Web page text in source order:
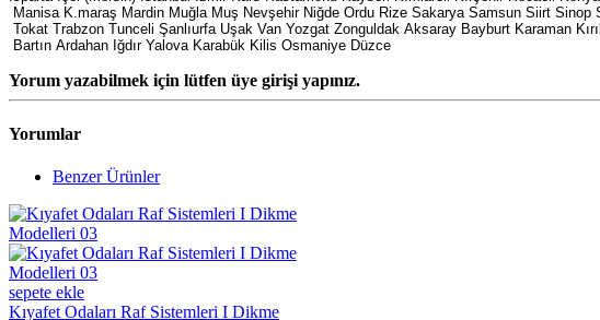
Manisa K.maraş Mardin Muğla Muş Nevşehir Niğde Ordu Rize Sakarya Samsun Siirt Sinop
Tokat Trabzon Tunceli Şanlıurfa Uşak Van Yozgat Zonguldak Aksaray Bayburt Karaman
Bartın Ardahan Iğdır Yalova Karabük Kilis Osmaniye Düzce
Yorum yazabilmek için lütfen üye girişi yapınız.
Yorumlar
Benzer Ürünler
sepete ekle
Kıyafet Odaları Raf Sistemleri I Dikme